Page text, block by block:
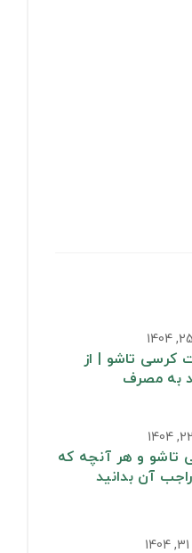
کرسی تاشو | از
به مصرف
تاشو و هر آنچه که
آن بدانید